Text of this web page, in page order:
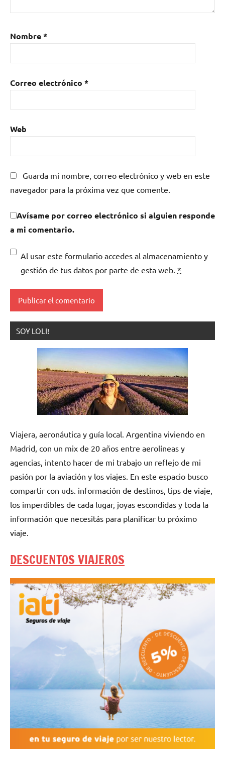
Nombre*
Correo electrónico *
Web
Guarda mi nombre, correo electrónico y web en este
navegador para la próxima vez que comente.
Avísame por correo electrónico si alguien responde
a mi comentario.
Al usar este formulario accedes al almacenamiento y
gestión de tus datos por parte de esta web. *
SOY LOLI!
Viajera, aeronáutica y guía local. Argentina viviendo en
Madrid, con un mix de 20 años entre aerolíneas y
agencias, intento hacer de mi trabajo un reflejo de mi
pasión por la aviación y los viajes. En este espacio busco
compartir con uds. información de destinos, tips de viaje,
los imperdibles de cada lugar, joyas escondidas y toda la
información que necesitás para planificar tu próximo
viaje.
DESCUENTOS VIAJEROS